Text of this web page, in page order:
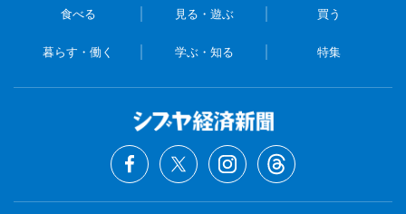
食べる 見る・遊ぶ 買う
暮らす・働く 学ぶ・知る 特集